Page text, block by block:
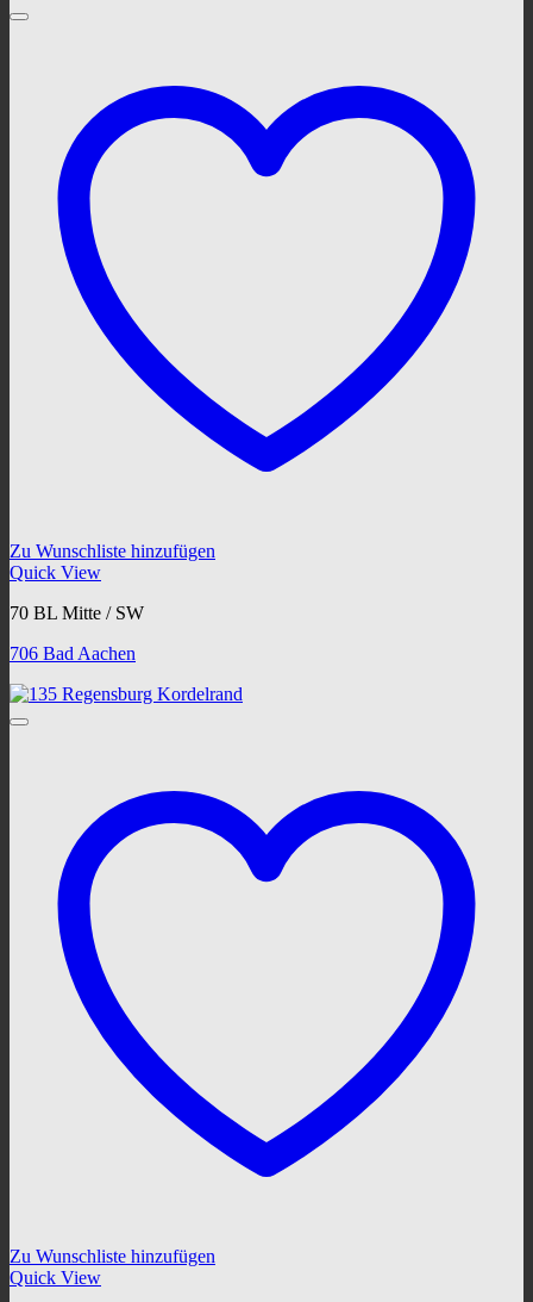
Zu Wunschliste hinzufügen
Quick View
70 BL Mitte / SW
706 Bad Aachen
Zu Wunschliste hinzufügen
Quick View